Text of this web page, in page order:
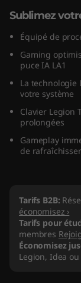
e
Sublimez
Équipé de
Gaming
puce IA LA1
La technologie
votre système
Clavier Legion
prolongées
Gameplay
de
Tarifs B2B:
économisez ›
Tarifs pour
membres
Économisez
Legion, Idea